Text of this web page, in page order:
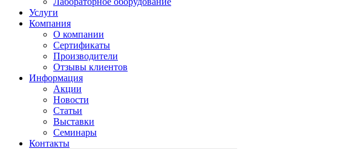
Услуги
Компания
О компании
Сертификаты
Производители
Отзывы клиентов
Информация
Акции
Новости
Статьи
Выставки
Семинары
Контакты